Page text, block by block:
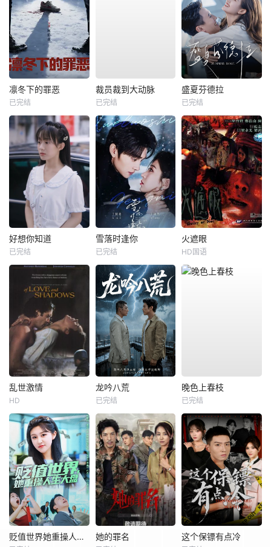
凛冬下的罪恶
已完结
裁员裁到大动脉
已完结
盛夏芬德拉
已完结
好想你知道
已完结
雪落时逢你
已完结
火遮眼
HD国语
乱世激情
HD
龙吟八荒
已完结
晚色上春枝
已完结
贬值世界她重操人生大盘 她的罪名 这个保镖有点冷